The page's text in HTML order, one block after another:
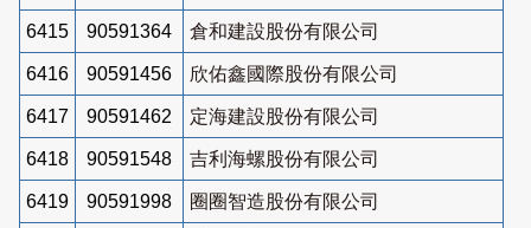
6415 90591364 倉和建設股份有限公司
6416 90591456 欣佑鑫國際股份有限公司
6417 90591462 定海建設股份有限公司
6418 90591548 吉利海螺股份有限公司
6419 90591998 圈圈智造股份有限公司